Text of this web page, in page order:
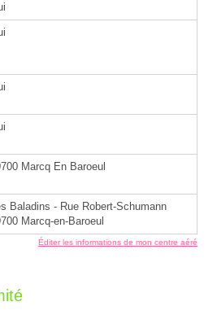
Marcq En Baroeul
Baladins - Rue Robert-Schumann
Marcq-en-Baroeul
Éditer les informations de mon centre aéré